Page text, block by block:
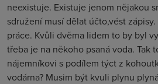
neexistuje. Existuje jenom nějakou
sdružení musí dělat účto,vést
práce. Kvůli dvěma lidem to by byl
třeba je na někoho psaná voda. Tak
nájemníkovi s podílem týct z
vodárna? Musim být kvuli plynu